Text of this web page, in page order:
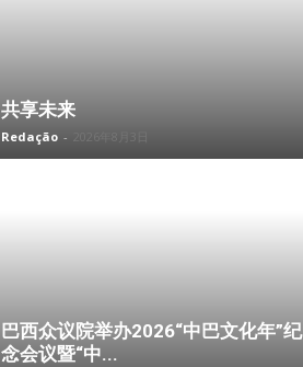
共享未来
Redação -
巴西众议院举办2026“中巴文化年”纪
念会议暨“中...